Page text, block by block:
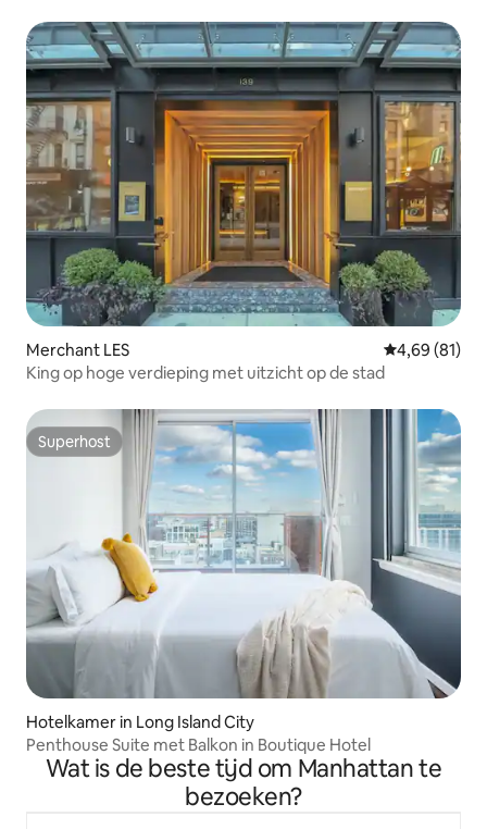
Merchant LES Gemiddelde
4,69 (81)
King op hoge verdieping met uitzicht op de stad
Superhost
Superhost
Hotelkamer in Long Island City
Penthouse Suite met Balkon in Boutique Hotel
Wat is de beste tijd om Manhattan te
bezoeken?